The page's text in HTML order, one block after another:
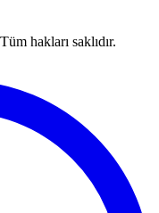
hakları saklıdır.